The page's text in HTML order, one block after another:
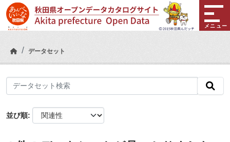
Skip to main content
メニュー
データセット
並び順